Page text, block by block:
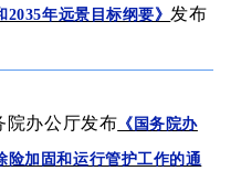
2035年远景目标纲要》发布
院办公厅发布 《国务院办
险加固和运行管护工作的通